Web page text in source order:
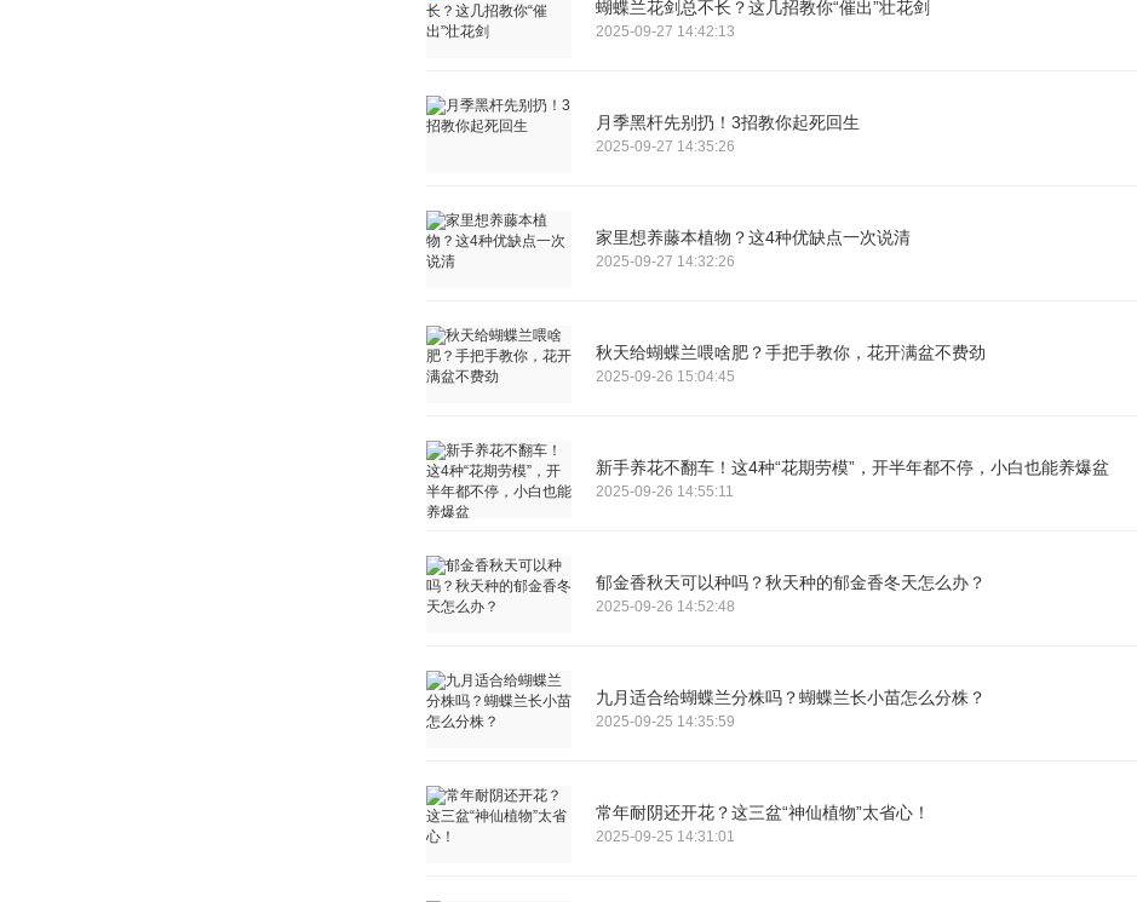
蝴蝶兰花剑总不长？这几招教你“催出”壮花剑
2025-09-27 14:42:13
月季黑杆先别扔！3招教你起死回生
2025-09-27 14:35:26
家里想养藤本植物？这4种优缺点一次说清
2025-09-27 14:32:26
秋天给蝴蝶兰喂啥肥？手把手教你，花开满盆不费劲
2025-09-26 15:04:45
新手养花不翻车！这4种“花期劳模”，开半年都不停，小白也能养爆盆
2025-09-26 14:55:11
郁金香秋天可以种吗？秋天种的郁金香冬天怎么办？
2025-09-26 14:52:48
九月适合给蝴蝶兰分株吗？蝴蝶兰长小苗怎么分株？
2025-09-25 14:35:59
常年耐阴还开花？这三盆“神仙植物”太省心！
2025-09-25 14:31:01